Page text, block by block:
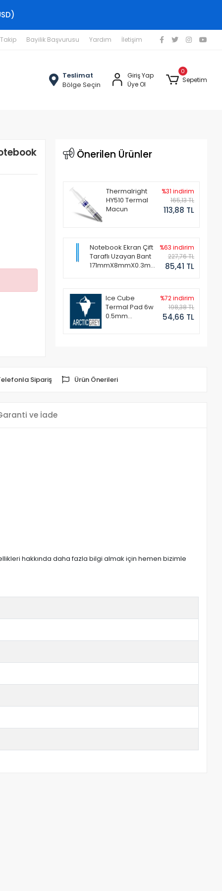
Bayilik Başvurusu Yardım İletişim
Teslimat
Bölge Seçin
Giriş Yap
Üye Ol
0
Sepetim
Önerilen Ürünler
Thermalright
HY510 Termal
Macun
%31 indirim
165,13 TL
113,88 TL
Notebook Ekran Çift
Taraflı Uzayan Bant
171mmX8mmX0.3mm
%63 indirim
227,76 TL
85,41 TL
Ice Cube
Termal Pad 6w
0.5mm
%72 indirim
198,38 TL
54,66 TL
Sipariş Ürün Önerileri
ve İade
hakkında daha fazla bilgi almak için hemen bizimle